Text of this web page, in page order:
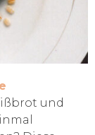
und